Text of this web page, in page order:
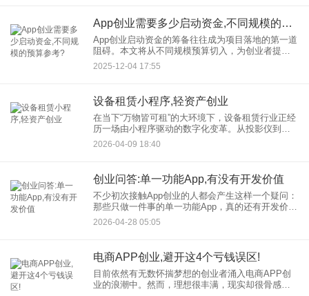
App创业需要多少启动资金,不同规模的预算参考?
App创业启动资金的筹备往往成为项目落地的第一道
阻碍。本文将从不同规模预算切入，为创业者提供
清晰的资金规划框架。同时结合真实案例与行业数
据，为创业者提供可落地的资金规划参考。
2025-12-04 17:55
设备租赁小程序,轻资产创业
在当下“万物皆可租”的大环境下，设备租赁行业正经
历一场由小程序驱动的数字化变革。从投影仪到无
人机，从咖啡机到高端礼服，借助设备租赁小程
序，用户通过简单的线上操作，设备即可配送至指
2026-04-09 18:40
创业问答:单一功能App,有没有开发价值
不少初次接触App创业的人都会产生这样一个疑问：
那些只做一件事的单一功能App，真的还有开发价值
吗？比如手电筒、计算器、待办清单、单位换算
等。功能如此简单，用户会不会很快卸载？还能不
2026-04-28 05:05
电商APP创业,避开这4个亏钱误区!
目前依然有无数怀揣梦想的创业者涌入电商APP创
业的浪潮中。然而，理想很丰满，现实却很骨感。